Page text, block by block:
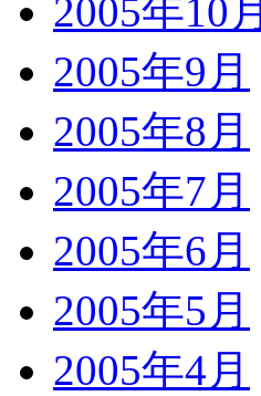
2005年10月
2005年9月
2005年8月
2005年7月
2005年6月
2005年5月
2005年4月